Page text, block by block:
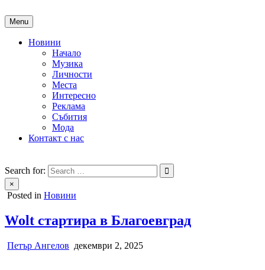
to
content
Menu
Новини
Начало
Музика
Личности
Места
Интересно
Реклама
Събития
Мода
Контакт с нас
People of Bulgaria
За хората на България
Search for:
×
Posted in Новини
Wolt стартира в Благоевград
Петър Ангелов декември 2, 2025